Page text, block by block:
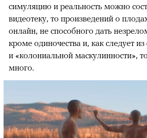
симуляцию и реальность можно
видеотеку, то произведений о
онлайн, не способного дать
кроме одиночества и, как следует
и «колониальной маскулинности»,
много.